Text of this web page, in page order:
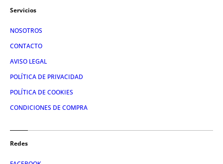
Servicios
NOSOTROS
CONTACTO
AVISO LEGAL
POLÍTICA DE PRIVACIDAD
POLÍTICA DE COOKIES
CONDICIONES DE COMPRA
Redes